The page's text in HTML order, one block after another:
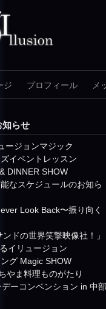
ジ プロフィール メ
らせ
ージョンマジック
イベントレッスン
DINNER SHOW
なスケジュールのお知ら
Look Back〜振り向く
ドの世界笑撃映像社！」
イリュージョン
グ Magic SHOW
やま料理ものがたり
ーコンベンション in 中部